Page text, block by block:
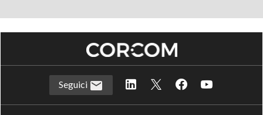
Seguici